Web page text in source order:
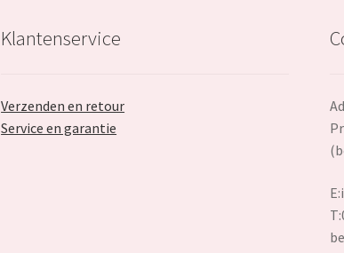
Klantenservice
Verzenden en retour
Service en garantie
E: